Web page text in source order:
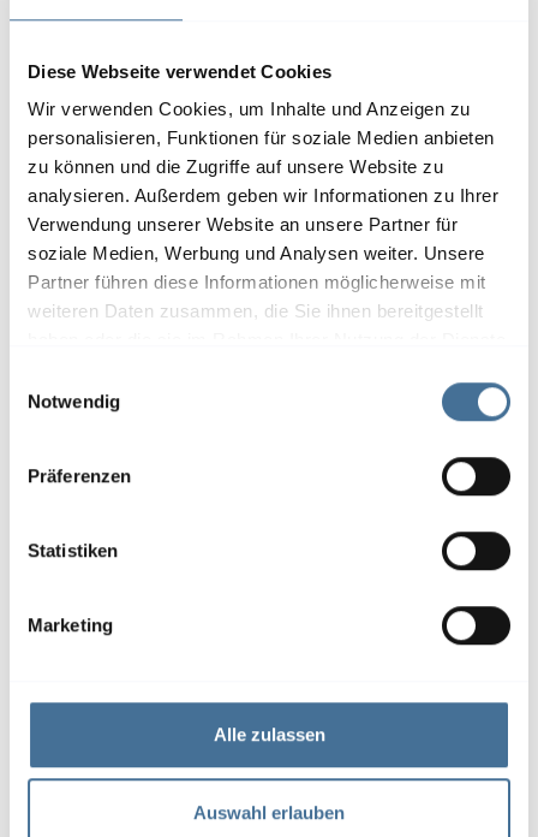
Diese Webseite verwendet Cookies
Wir verwenden Cookies, um Inhalte und Anzeigen zu
personalisieren, Funktionen für soziale Medien anbieten
zu können und die Zugriffe auf unsere Website zu
analysieren. Außerdem geben wir Informationen zu Ihrer
Verwendung unserer Website an unsere Partner für
soziale Medien, Werbung und Analysen weiter. Unsere
Partner führen diese Informationen möglicherweise mit
weiteren Daten zusammen, die Sie ihnen bereitgestellt
Notwendig
Präferenzen
Statistiken
Marketing
Alle zulassen
Auswahl erlauben
…
Lamaxa L50 Line / Stern
…
Lamellendach Lamaxa L60